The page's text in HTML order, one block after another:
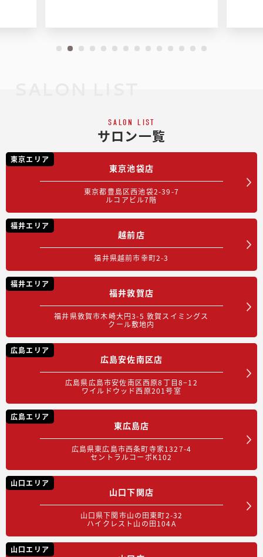
SALON LIST
サロン一覧
東京エリア
東京池袋店
東京都豊島区西池袋2-39-7
ルコアビル7階
福井エリア
越前店
福井県越前市幸町2-3
福井エリア
福井敦賀店
福井県敦賀市木崎大円3-5 敦賀スイミングス
クール敷地内
広島エリア
広島安佐南区店
広島県広島市安佐南区西原8丁目8−12
ワイルドウッド西原201号室
広島エリア
東広島店
広島県東広島市西条町寺家1327-4
セントラルコーポK102
山口エリア
山口下関店
山口県下関市山の田東町2-32
ハイクレスト山の田104A
山口エリア